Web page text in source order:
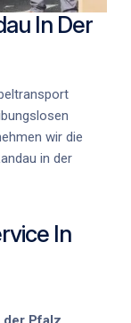
In Der
wir die
in der
In